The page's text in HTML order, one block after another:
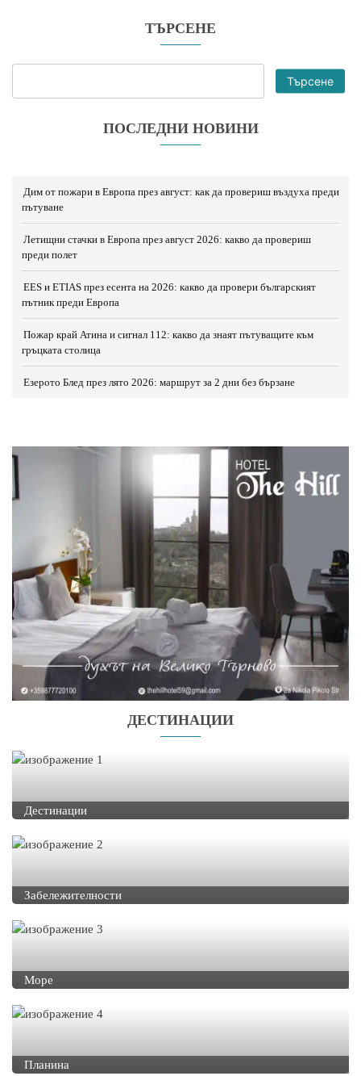
ТЪРСЕНЕ
Търсене
ПОСЛЕДНИ НОВИНИ
Дим от пожари в Европа през август: как да провериш въздуха преди
пътуване
Летищни стачки в Европа през август 2026: какво да провериш
преди полет
EES и ETIAS през есента на 2026: какво да провери българският
пътник преди Европа
Пожар край Атина и сигнал 112: какво да знаят пътуващите към
гръцката столица
Езерото Блед през лято 2026: маршрут за 2 дни без бързане
ДЕСТИНАЦИИ
Дестинации
Забележителности
Море
Планина